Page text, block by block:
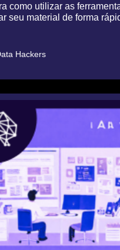
como utilizar as
seu material de forma
Hackers